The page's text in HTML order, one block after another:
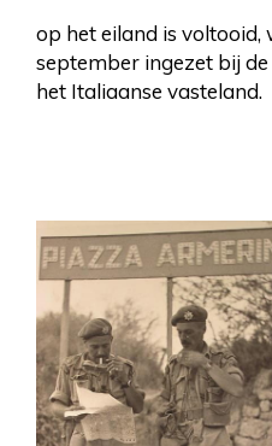
op het eiland is
september ingezet bij
het Italiaanse vasteland.